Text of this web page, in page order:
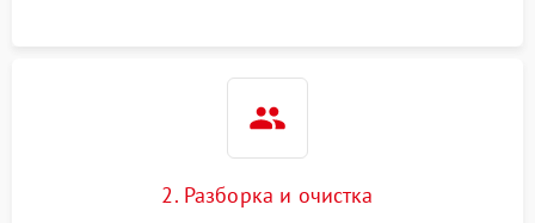
2. Разборка и очистка